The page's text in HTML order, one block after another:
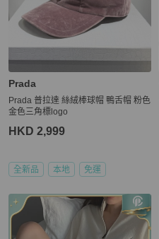
Prada
Prada 普拉達 絲絨棒球帽 鴨舌帽 粉色
金色三角標logo
HKD 2,999
全新品 本地 免運